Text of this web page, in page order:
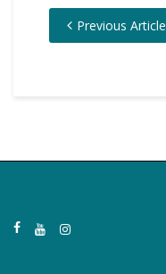
Previous Article